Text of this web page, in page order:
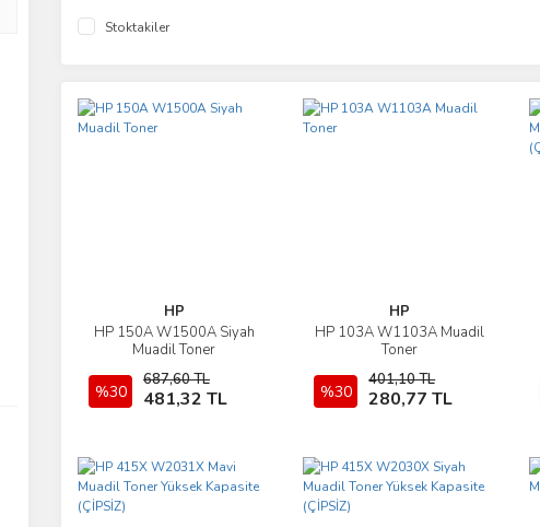
Stoktakiler
HP
HP 150A W1500A Siyah
Muadil Toner
%30
687,60 TL
481,32 TL
İncele
Sepete Ekle
HP
HP 103A W1103A Muadil
Toner
%30
401,10 TL
280,77 TL
İncele
Sepete Ekle